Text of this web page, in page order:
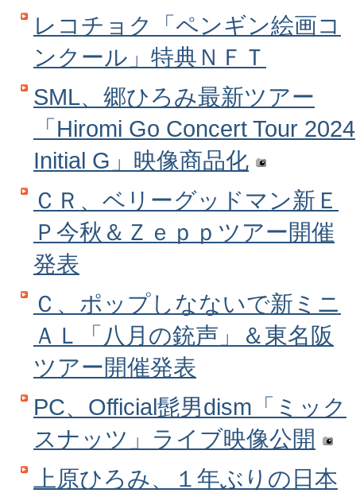
レコチョク「ペンギン絵画コ
ンクール」特典ＮＦＴ
SML、郷ひろみ最新ツアー
「Hiromi Go Concert Tour 2024
Initial G」映像商品化
ＣＲ、ベリーグッドマン新Ｅ
Ｐ今秋＆Ｚｅｐｐツアー開催
発表
Ｃ、ポップしなないで新ミニ
ＡＬ「八月の銃声」＆東名阪
ツアー開催発表
PC、Official髭男dism「ミック
スナッツ」ライブ映像公開
上原ひろみ、１年ぶりの日本